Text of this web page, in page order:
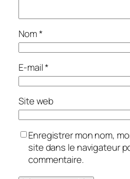
Nom*
E-mail*
Site web
Enregistrer mon nom,
site dans le navigateur
commentaire.